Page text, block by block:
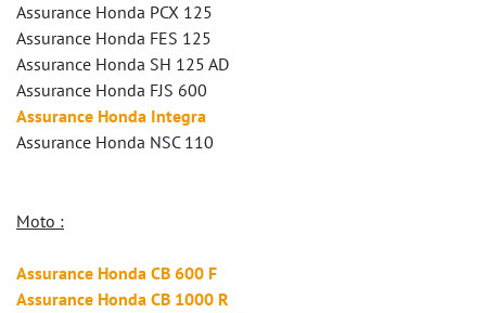
Assurance Honda PCX 125
Assurance Honda FES 125
Assurance Honda SH 125 AD
Assurance Honda FJS 600
Assurance Honda Integra
Assurance Honda NSC 110
Moto :
Assurance Honda CB 600 F
Assurance Honda CB 1000 R